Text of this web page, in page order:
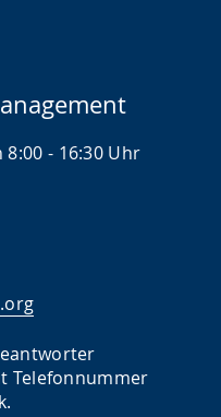
- 16:30 Uhr
Telefonnummer